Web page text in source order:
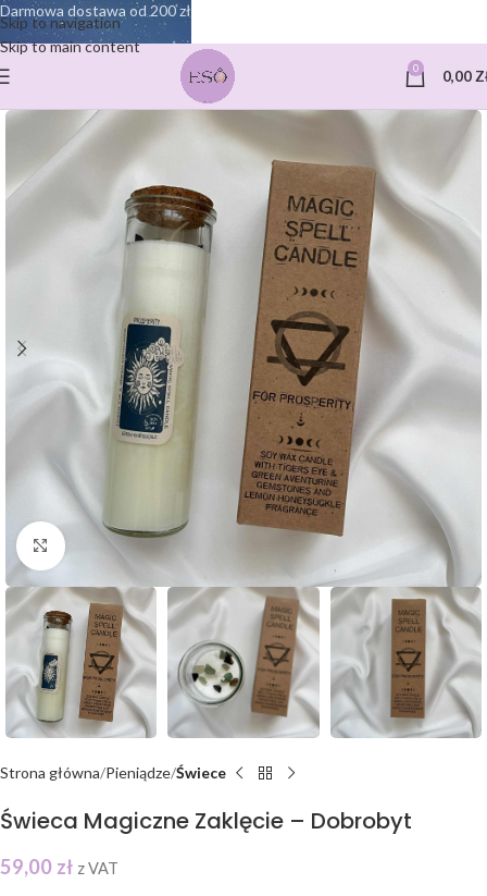
Skip to navigation
Skip to main content
0 0,00
Click to enlarge
Strona główna Pieniądze Świece
Świeca Magiczne Zaklęcie – Dobrobyt
59,00 zł z VAT
Darmowa dostawa od 200 zł